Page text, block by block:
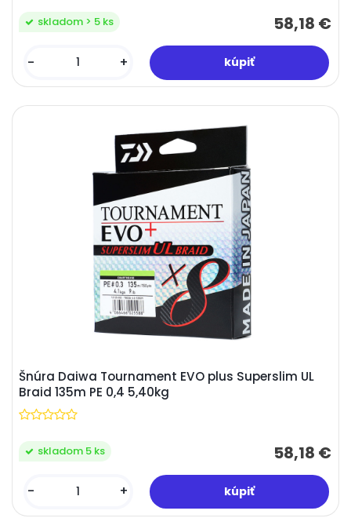
58,18 €
skladom > 5 ks
- +
Šnúra Daiwa Tournament EVO plus Superslim UL
Braid 135m PE 0,4 5,40kg
58,18 €
skladom 5 ks
- +